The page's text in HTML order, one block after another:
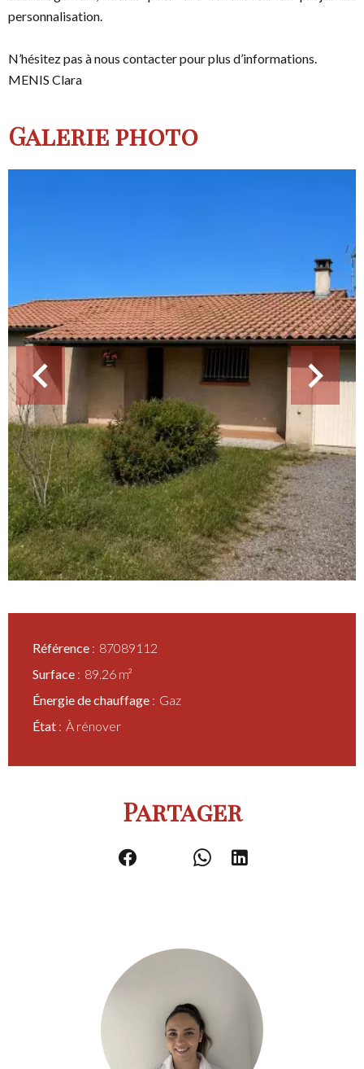
personnalisation.
N’hésitez pas à nous contacter pour plus d’informations.
MENIS Clara
Galerie photo
Référence
87089112
Surface
89.26 m²
Énergie de chauffage
Gaz
État
À rénover
Partager